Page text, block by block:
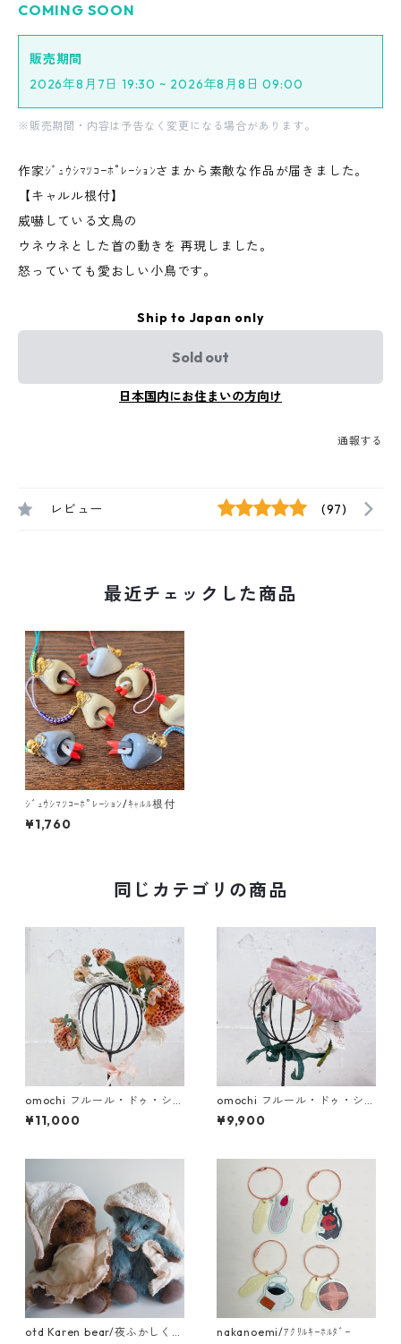
COMING SOON
販売期間
2026年8月7日 19:30 ~ 2026年8月8日 09:00
※販売期間・内容は予告なく変更になる場合があります。
作家ｼﾞｭｳｼﾏﾂｺｰﾎﾟﾚｰｼｮﾝさまから素敵な作品が届きました。
【キャルル根付】
威嚇している文鳥の
ウネウネとした首の動きを 再現しました。
怒っていても愛おしい小鳥です。
Ship to Japan only
Sold out
日本国内にお住まいの方向け
通報する
レビュー (97)
最近チェックした商品
ｼﾞｭｳｼﾏﾂｺｰﾎﾟﾚｰｼｮﾝ/ｷｬﾙﾙ根付
¥1,760
同じカテゴリの商品
omochi フルール・ドゥ・シル
ク 蘭 (ドール用ヘッドドレス)
¥11,000
omochi フルール・ドゥ・シル
ク朝顔・菊 (ドール用ヘッドド
レス)
¥9,900
otd Karen bear/夜ふかしくま
nakanoemi/ｱｸﾘﾙｷｰﾎﾙﾀﾞｰ